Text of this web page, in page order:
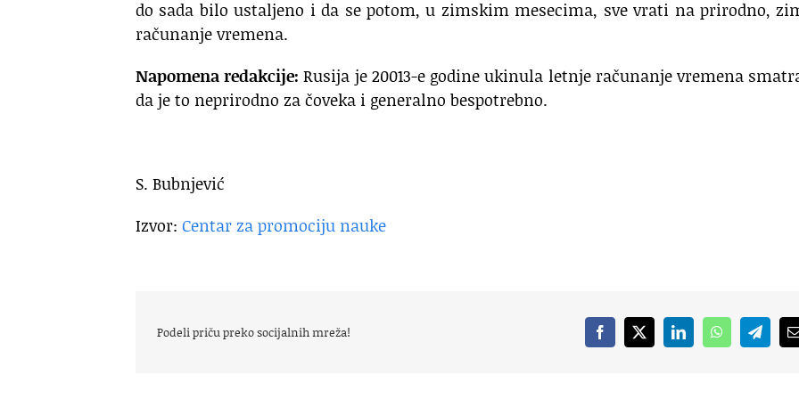
do sada bilo ustaljeno i da se potom, u zimskim mesecima, sve vrati na prirodno,
računanje vremena.
Napomena redakcije: Rusija je 20013-e godine ukinula letnje računanje vremena
da je to neprirodno za čoveka i generalno bespotrebno.
S. Bubnjević
Izvor: Centar za promociju nauke
Podeli priču preko socijalnih mreža! Facebook
X LinkedInWhatsApp